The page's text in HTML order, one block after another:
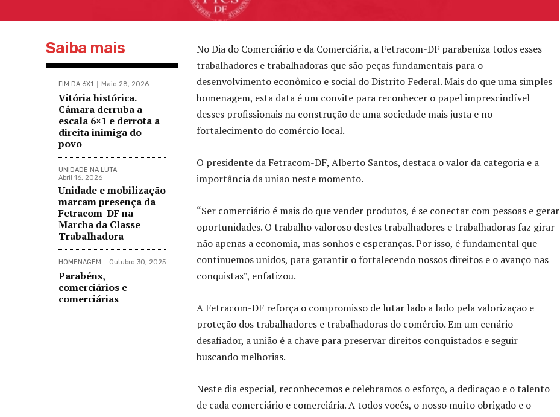
Saiba mais
FIM DA 6X1 Maio 28, 2026
Vitória histórica.
Câmara derruba a
escala 6×1 e derrota a
direita inimiga do
povo
UNIDADE NA LUTA
Abril 16, 2026
Unidade e mobilização
marcam presença da
Fetracom-DF na
Marcha da Classe
Trabalhadora
HOMENAGEM Outubro 30, 2025
Parabéns,
comerciários e
comerciárias
No Dia do Comerciário e da Comerciária, a Fetracom-DF parabeniza todos esses
trabalhadores e trabalhadoras que são peças fundamentais para o
desenvolvimento econômico e social do Distrito Federal. Mais do que uma simples
homenagem, esta data é um convite para reconhecer o papel imprescindível
desses profissionais na construção de uma sociedade mais justa e no
fortalecimento do comércio local.
O presidente da Fetracom-DF, Alberto Santos, destaca o valor da categoria e a
importância da união neste momento.
“Ser comerciário é mais do que vender produtos, é se conectar com pessoas e gerar
oportunidades. O trabalho valoroso destes trabalhadores e trabalhadoras faz girar
não apenas a economia, mas sonhos e esperanças. Por isso, é fundamental que
continuemos unidos, para garantir o fortalecendo nossos direitos e o avanço nas
conquistas”, enfatizou.
A Fetracom-DF reforça o compromisso de lutar lado a lado pela valorização e
proteção dos trabalhadores e trabalhadoras do comércio. Em um cenário
desafiador, a união é a chave para preservar direitos conquistados e seguir
buscando melhorias.
Neste dia especial, reconhecemos e celebramos o esforço, a dedicação e o talento
de cada comerciário e comerciária. A todos vocês, o nosso muito obrigado e o